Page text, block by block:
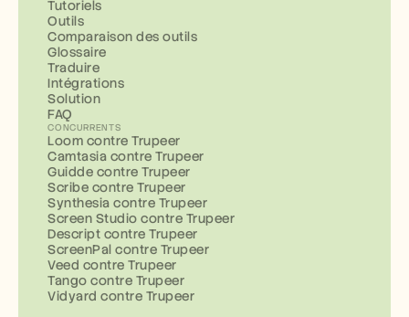
Tutoriels
Outils
Comparaison des outils
Glossaire
Traduire
Intégrations
Solution
FAQ
CONCURRENTS
Loom contre Trupeer
Camtasia contre Trupeer
Guidde contre Trupeer
Scribe contre Trupeer
Synthesia contre Trupeer
Screen Studio contre Trupeer
Descript contre Trupeer
ScreenPal contre Trupeer
Veed contre Trupeer
Tango contre Trupeer
Vidyard contre Trupeer